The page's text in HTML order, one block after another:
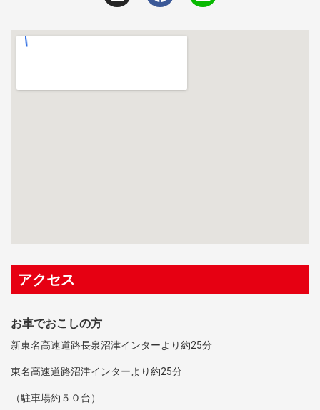
アクセス
お車でおこしの方
新東名高速道路長泉沼津インターより約25分
東名高速道路沼津インターより約25分
（駐車場約５０台）